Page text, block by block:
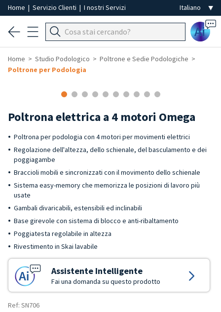
Home | Servizio Clienti | I nostri Servizi
Ai
Home Studio Podologico
Poltrone e Sedie Podologiche
Poltrone per Podologia
Poltrona elettrica a 4 motori Omega
Poltrona per podologia con 4 motori per movimenti elettrici
Regolazione dell'altezza, dello schienale, del basculamento e dei
poggiagambe
Braccioli mobili e sincronizzati con il movimento dello schienale
Sistema easy-memory che memorizza le posizioni di lavoro più
usate
Gambali divaricabili, estensibili ed inclinabili
Base girevole con sistema di blocco e anti-ribaltamento
Poggiatesta regolabile in altezza
Rivestimento in Skai lavabile
Assistente Intelligente
Fai una domanda su questo prodotto
Ref: SN706